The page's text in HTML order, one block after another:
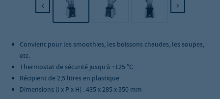
Convient pour les smoothies, les boissons chaudes, les soupes,
etc.
Thermostat de sécurité jusqu’à +125 °C
Récipient de 2,5 litres en plastique
Dimensions (l x P x H) : 435 x 285 x 350 mm